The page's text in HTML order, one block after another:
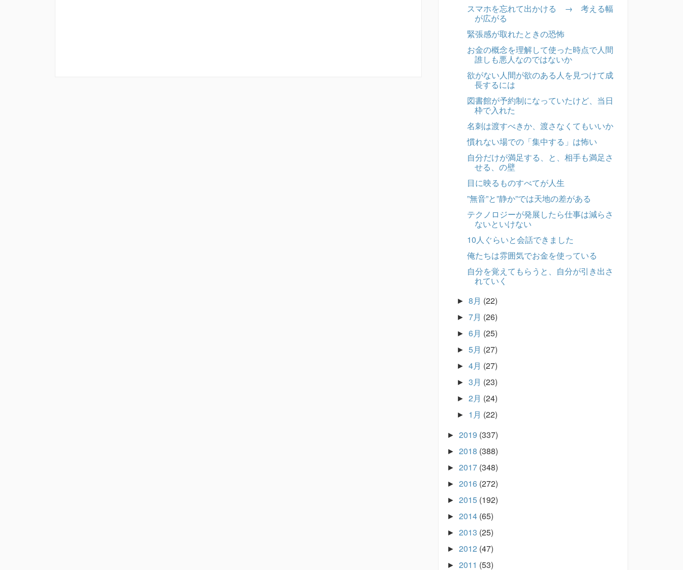
スマホを忘れて出かける → 考える幅
が広がる
緊張感が取れたときの恐怖
お金の概念を理解して使った時点で人間
誰しも悪人なのではないか
欲がない人間が欲のある人を見つけて成
長するには
図書館が予約制になっていたけど、当日
枠で入れた
名刺は渡すべきか、渡さなくてもいいか
慣れない場での「集中する」は怖い
自分だけが満足する、と、相手も満足さ
せる、の壁
目に映るものすべてが人生
”無音”と”静か”では天地の差がある
テクノロジーが発展したら仕事は減らさ
ないといけない
10人ぐらいと会話できました
俺たちは雰囲気でお金を使っている
自分を覚えてもらうと、自分が引き出さ
れていく
► 8月 (22)
► 7月 (26)
► 6月 (25)
► 5月 (27)
► 4月 (27)
► 3月 (23)
► 2月 (24)
► 1月 (22)
► 2019 (337)
► 2018 (388)
► 2017 (348)
► 2016 (272)
► 2015 (192)
► 2014 (65)
► 2013 (25)
► 2012 (47)
► 2011 (53)